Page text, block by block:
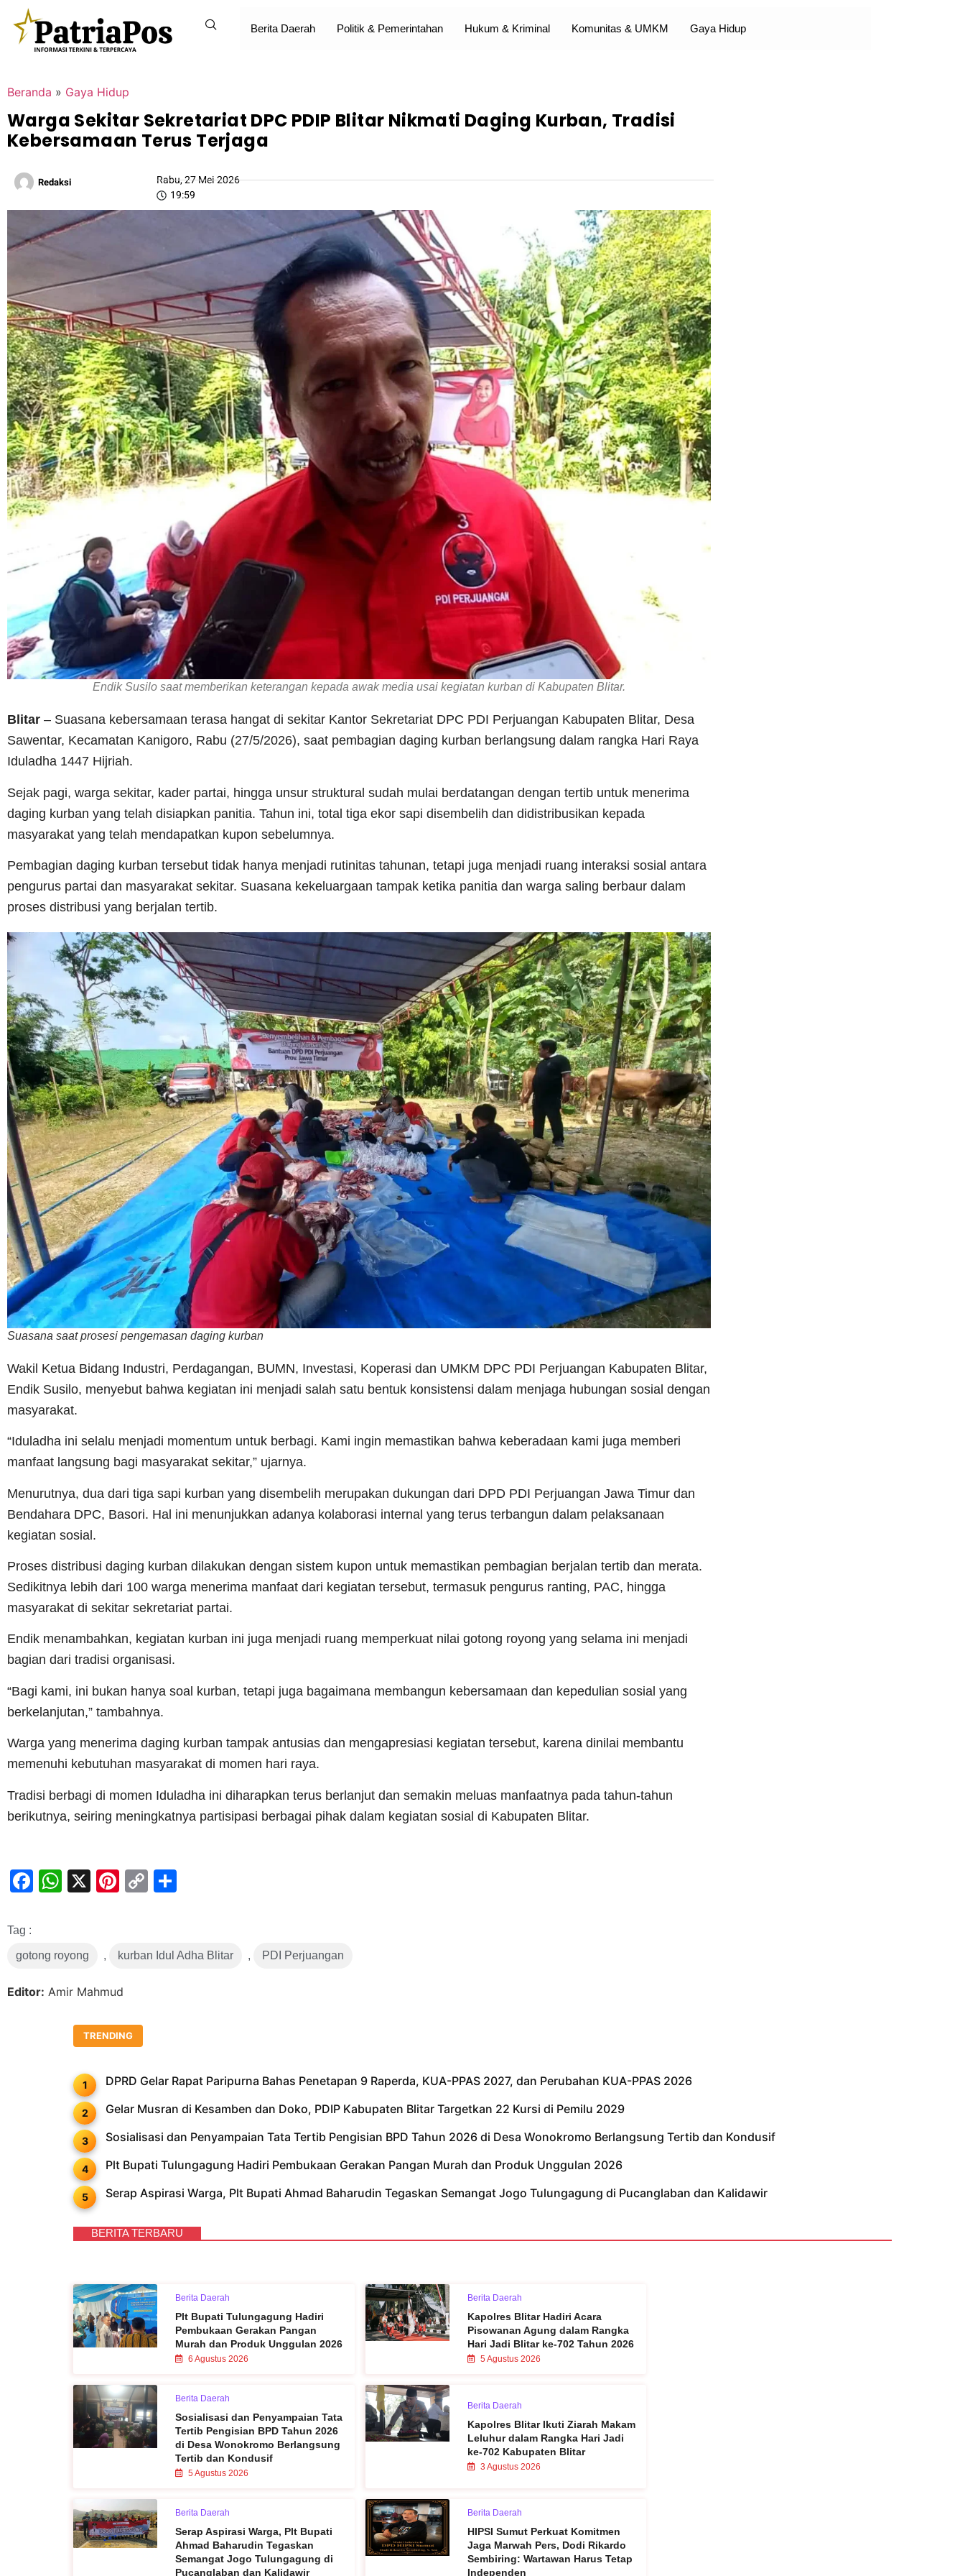
Berita Daerah Politik & Pemerintahan Hukum & Kriminal Komunitas & UMKM Gaya Hidup
Beranda » Gaya Hidup
Warga Sekitar Sekretariat DPC PDIP Blitar Nikmati Daging Kurban, Tradisi
Kebersamaan Terus Terjaga
Redaksi
Rabu, 27 Mei 2026
19:59
Endik Susilo saat memberikan keterangan kepada awak media usai kegiatan kurban di Kabupaten Blitar.
Blitar – Suasana kebersamaan terasa hangat di sekitar Kantor Sekretariat DPC PDI Perjuangan Kabupaten Blitar, Desa
Sawentar, Kecamatan Kanigoro, Rabu (27/5/2026), saat pembagian daging kurban berlangsung dalam rangka Hari Raya
Iduladha 1447 Hijriah.
Sejak pagi, warga sekitar, kader partai, hingga unsur struktural sudah mulai berdatangan dengan tertib untuk menerima
daging kurban yang telah disiapkan panitia. Tahun ini, total tiga ekor sapi disembelih dan didistribusikan kepada
masyarakat yang telah mendapatkan kupon sebelumnya.
Pembagian daging kurban tersebut tidak hanya menjadi rutinitas tahunan, tetapi juga menjadi ruang interaksi sosial antara
pengurus partai dan masyarakat sekitar. Suasana kekeluargaan tampak ketika panitia dan warga saling berbaur dalam
proses distribusi yang berjalan tertib.
Suasana saat prosesi pengemasan daging kurban
Wakil Ketua Bidang Industri, Perdagangan, BUMN, Investasi, Koperasi dan UMKM DPC PDI Perjuangan Kabupaten Blitar,
Endik Susilo, menyebut bahwa kegiatan ini menjadi salah satu bentuk konsistensi dalam menjaga hubungan sosial dengan
masyarakat.
“Iduladha ini selalu menjadi momentum untuk berbagi. Kami ingin memastikan bahwa keberadaan kami juga memberi
manfaat langsung bagi masyarakat sekitar,” ujarnya.
Menurutnya, dua dari tiga sapi kurban yang disembelih merupakan dukungan dari DPD PDI Perjuangan Jawa Timur dan
Bendahara DPC, Basori. Hal ini menunjukkan adanya kolaborasi internal yang terus terbangun dalam pelaksanaan
kegiatan sosial.
Proses distribusi daging kurban dilakukan dengan sistem kupon untuk memastikan pembagian berjalan tertib dan merata.
Sedikitnya lebih dari 100 warga menerima manfaat dari kegiatan tersebut, termasuk pengurus ranting, PAC, hingga
masyarakat di sekitar sekretariat partai.
Endik menambahkan, kegiatan kurban ini juga menjadi ruang memperkuat nilai gotong royong yang selama ini menjadi
bagian dari tradisi organisasi.
“Bagi kami, ini bukan hanya soal kurban, tetapi juga bagaimana membangun kebersamaan dan kepedulian sosial yang
berkelanjutan,” tambahnya.
Warga yang menerima daging kurban tampak antusias dan mengapresiasi kegiatan tersebut, karena dinilai membantu
memenuhi kebutuhan masyarakat di momen hari raya.
Tradisi berbagi di momen Iduladha ini diharapkan terus berlanjut dan semakin meluas manfaatnya pada tahun-tahun
berikutnya, seiring meningkatnya partisipasi berbagai pihak dalam kegiatan sosial di Kabupaten Blitar.
Facebook
WhatsApp
X Pinterest
Copy
Tag :
gotong royong , kurban Idul Adha Blitar , PDI Perjuangan
Editor: Amir Mahmud
TRENDING
DPRD Gelar Rapat Paripurna Bahas Penetapan 9 Raperda, KUA-PPAS 2027, dan Perubahan KUA-PPAS 2026
Gelar Musran di Kesamben dan Doko, PDIP Kabupaten Blitar Targetkan 22 Kursi di Pemilu 2029
Sosialisasi dan Penyampaian Tata Tertib Pengisian BPD Tahun 2026 di Desa Wonokromo Berlangsung Tertib dan Kondusif
Plt Bupati Tulungagung Hadiri Pembukaan Gerakan Pangan Murah dan Produk Unggulan 2026
Serap Aspirasi Warga, Plt Bupati Ahmad Baharudin Tegaskan Semangat Jogo Tulungagung di Pucanglaban dan Kalidawir
BERITA TERBARU
Berita Daerah
Plt Bupati Tulungagung Hadiri
Pembukaan Gerakan Pangan
Murah dan Produk Unggulan 2026
6 Agustus 2026
Berita Daerah
Kapolres Blitar Hadiri Acara
Pisowanan Agung dalam Rangka
Hari Jadi Blitar ke-702 Tahun 2026
5 Agustus 2026
Berita Daerah
Sosialisasi dan Penyampaian Tata
Tertib Pengisian BPD Tahun 2026
di Desa Wonokromo Berlangsung
Tertib dan Kondusif
5 Agustus 2026
Berita Daerah
Kapolres Blitar Ikuti Ziarah Makam
Leluhur dalam Rangka Hari Jadi
ke-702 Kabupaten Blitar
3 Agustus 2026
Berita Daerah
Serap Aspirasi Warga, Plt Bupati
Ahmad Baharudin Tegaskan
Semangat Jogo Tulungagung di
Pucanglaban dan Kalidawir
Berita Daerah
HIPSI Sumut Perkuat Komitmen
Jaga Marwah Pers, Dodi Rikardo
Sembiring: Wartawan Harus Tetap
Independen